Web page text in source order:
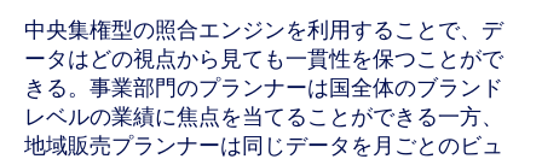
中央集権型の照合エンジンを利用することで、デ
ータはどの視点から見ても一貫性を保つことがで
きる。事業部門のプランナーは国全体のブランド
レベルの業績に焦点を当てることができる一方、
地域販売プランナーは同じデータを月ごとのビュ